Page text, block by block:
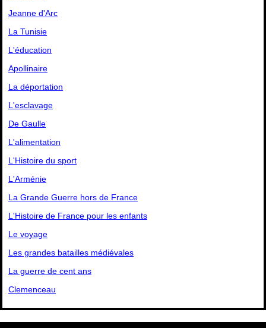
Jeanne d'Arc
La Tunisie
L'éducation
Apollinaire
La déportation
L'esclavage
De Gaulle
L'alimentation
L'Histoire du sport
L'Arménie
La Grande Guerre hors de France
L'Histoire de France pour les enfants
Le voyage
Les grandes batailles médiévales
La guerre de cent ans
Clemenceau